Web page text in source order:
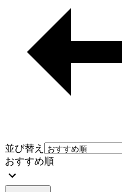
並び替え
おすすめ順